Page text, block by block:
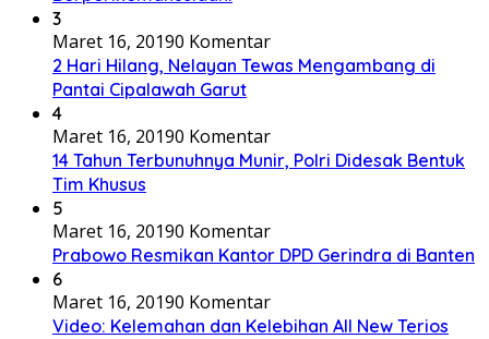
3
Maret 16, 20190 Komentar
2 Hari Hilang, Nelayan Tewas Mengambang di
Pantai Cipalawah Garut
4
Maret 16, 20190 Komentar
14 Tahun Terbunuhnya Munir, Polri Didesak Bentuk
Tim Khusus
5
Maret 16, 20190 Komentar
Prabowo Resmikan Kantor DPD Gerindra di Banten
6
Maret 16, 20190 Komentar
Video: Kelemahan dan Kelebihan All New Terios